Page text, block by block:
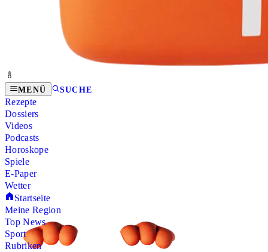
MENÜ SUCHE
Rezepte
Dossiers
Videos
Podcasts
Horoskope
Spiele
E-Paper
Wetter
Startseite
Meine Region
Top News
Sport
Rubriken